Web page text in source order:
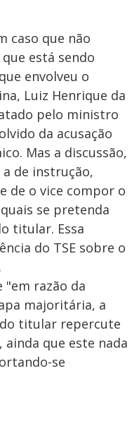
caso que não
está sendo
envolveu o
Luiz Henrique da
pelo ministro
da acusação
Mas a discussão,
de instrução,
de o vice compor o
se pretenda
titular. Essa
do TSE sobre o
razão da
majoritária, a
titular repercute
que este nada
se